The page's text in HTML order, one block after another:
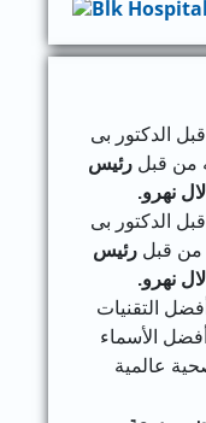
الدكتور بی
رئيس
نهرو.
الدكتور بی
رئيس
نهرو.
التقنيات
الأسماء
عالمية